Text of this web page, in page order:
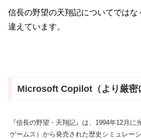
信長の野望の天翔記についてではな
違えています。
Microsoft Copilot（より厳密
『信長の野望・天翔記』は、1994年12月に
ゲームス）から発売された歴史シミュレー